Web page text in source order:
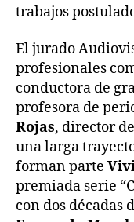
trabajos
El jurado
profesionales
conductora de
profesora de
Rojas, director
una larga
forman parte
premiada serie
con dos décadas